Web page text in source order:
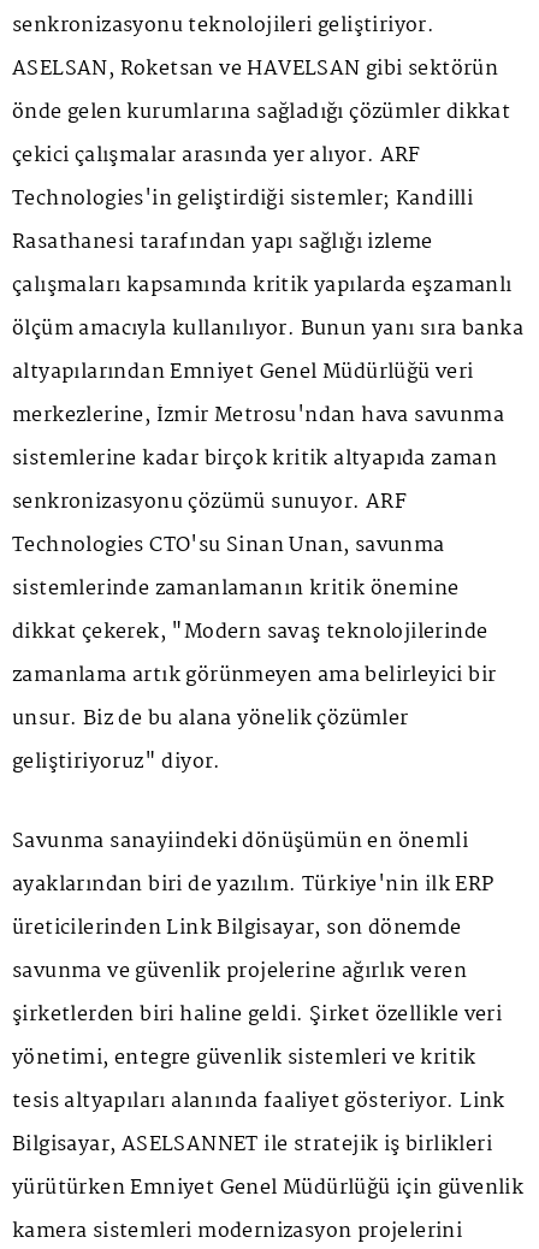
senkronizasyonu teknolojileri geliştiriyor.
ASELSAN, Roketsan ve HAVELSAN gibi sektörün
önde gelen kurumlarına sağladığı çözümler dikkat
çekici çalışmalar arasında yer alıyor. ARF
Technologies'in geliştirdiği sistemler; Kandilli
Rasathanesi tarafından yapı sağlığı izleme
çalışmaları kapsamında kritik yapılarda eşzamanlı
ölçüm amacıyla kullanılıyor. Bunun yanı sıra banka
altyapılarından Emniyet Genel Müdürlüğü veri
merkezlerine, İzmir Metrosu'ndan hava savunma
sistemlerine kadar birçok kritik altyapıda zaman
senkronizasyonu çözümü sunuyor. ARF
Technologies CTO'su Sinan Unan, savunma
sistemlerinde zamanlamanın kritik önemine
dikkat çekerek, "Modern savaş teknolojilerinde
zamanlama artık görünmeyen ama belirleyici bir
unsur. Biz de bu alana yönelik çözümler
geliştiriyoruz" diyor.
Savunma sanayiindeki dönüşümün en önemli
ayaklarından biri de yazılım. Türkiye'nin ilk ERP
üreticilerinden Link Bilgisayar, son dönemde
savunma ve güvenlik projelerine ağırlık veren
şirketlerden biri haline geldi. Şirket özellikle veri
yönetimi, entegre güvenlik sistemleri ve kritik
tesis altyapıları alanında faaliyet gösteriyor. Link
Bilgisayar, ASELSANNET ile stratejik iş birlikleri
yürütürken Emniyet Genel Müdürlüğü için güvenlik
kamera sistemleri modernizasyon projelerini